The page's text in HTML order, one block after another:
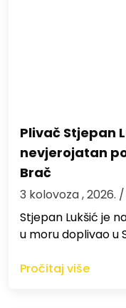
Plivač Stjepan
nevjerojatan
Brač
3 kolovoza , 2026. /
St​jepan Lukšić je
u moru doplivao u
Pročitaj više